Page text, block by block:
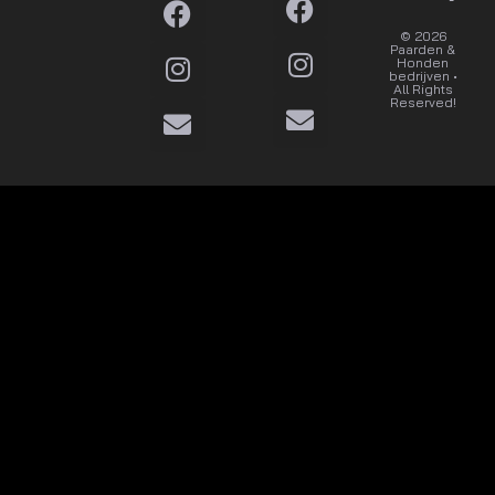
© 2026
Paarden &
Honden
bedrijven •
All Rights
Reserved!